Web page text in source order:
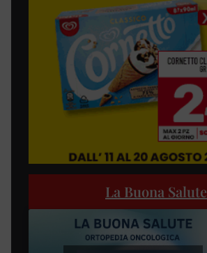
La Buona Salute